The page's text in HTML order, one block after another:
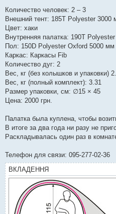
я
Количество человек: 2 – 3
Внешний тент: 185T Polyester 3000
Цвет: хаки
Внутренняя палатка: 190T Polyester
Пол: 150D Polyester Oxford 5000 мм
Каркас: Каркасы Fib
Количество дуг: 2
Вес, кг (без колышков и упаковки)
Вес, кг (полный комплект): 3.31
Размер упаковки, см: ∅15 × 45
Цена: 2000 грн.
Палатка была куплена, чтобы
В итоге за два года ни разу не
Раскладывалась один раз в
Телефон для связи: 095-277-02-36
ВКЛАДЕННЯ